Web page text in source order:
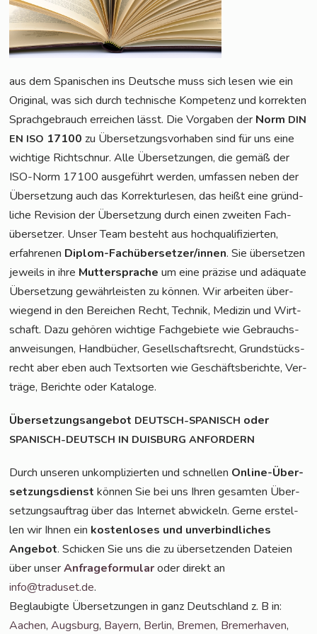
aus dem Spa­ni­schen ins Deut­sche muss sich lesen wie ein
Ori­gi­nal, was sich durch tech­ni­sche Kom­pe­tenz und kor­rek­ten
Sprach­ge­brauch errei­chen lässt. Die Vor­ga­ben der Norm DIN
EN ISO 17100 zu Über­set­zungs­vor­ha­ben sind für uns eine
wich­ti­ge Richt­schnur. Alle Über­set­zun­gen, die gemäß der
ISO-Norm 17100 aus­ge­führt wer­den, umfas­sen neben der
Über­set­zung auch das Kor­rek­tur­le­sen, das heißt eine gründ­
li­che Revi­si­on der Über­set­zung durch einen zwei­ten Fach­
über­set­zer. Unser Team besteht aus hoch­qua­li­fi­zier­ten,
erfah­re­nen Diplom-Fach­über­set­zer/in­nen. Sie über­set­zen
jeweils in ihre Mut­ter­spra­che um eine prä­zi­se und adäqua­te
Über­set­zung gewähr­leis­ten zu kön­nen. Wir arbei­ten über­
wie­gend in den Berei­chen Recht, Tech­nik, Medi­zin und Wirt­
schaft. Dazu gehö­ren wich­ti­ge Fach­ge­bie­te wie Gebrauchs­
an­wei­sun­gen, Hand­bü­cher, Gesell­schafts­recht, Grund­stücks­
recht aber eben auch Text­sor­ten wie Geschäfts­be­rich­te, Ver­
trä­ge, Berich­te oder Kataloge.
Über­set­zungs­an­ge­bot DEUTSCH-SPANISCH oder
SPANISCH-DEUTSCH IN DUISBURG ANFORDERN
Durch unse­ren unkom­pli­zier­ten und schnel­len Online-Über­
set­zungs­dienst kön­nen Sie bei uns Ihren gesam­ten Über­
set­zungs­auf­trag über das Inter­net abwi­ckeln. Ger­ne erstel­
len wir Ihnen ein kos­ten­lo­ses und unver­bind­li­ches
Ange­bot. Schi­cken Sie uns die zu über­set­zen­den Datei­en
über unserAnfra­ge­for­mu­laroder direkt an
info@traduset.de.
Beglau­big­te Über­set­zun­gen in ganz Deutsch­land z. B in:
Aachen,Augs­burg, Bay­ern, Ber­lin, Bre­men, Bre­mer­ha­ven,